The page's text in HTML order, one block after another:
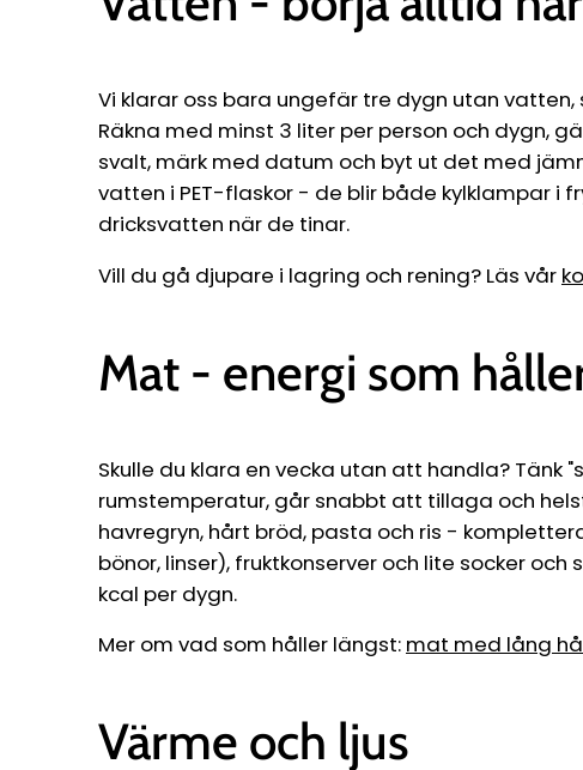
Vi klarar oss bara ungefär tre dygn utan
Räkna med minst 3 liter per person och dygn,
svalt, märk med datum och byt ut det med
vatten i PET-flaskor - de blir både kylklampar i
dricksvatten när de tinar.
Vill du gå djupare i lagring och rening? Läs vår
Mat - energi som
Skulle du klara en vecka utan att handla? Tänk
rumstemperatur, går snabbt att tillaga och
havregryn, hårt bröd, pasta och ris -
bönor, linser), fruktkonserver och lite socker och
kcal per dygn.
Mer om vad som håller längst: mat med lång
Värme och ljus